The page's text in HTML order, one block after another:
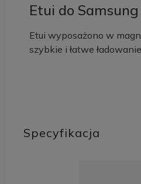
Etui do
Etui wyposażono w
szybkie i łatwe
Specyfikacja